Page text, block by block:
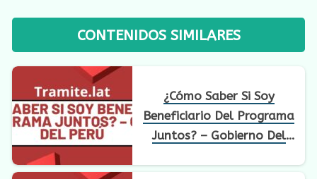
CONTENIDOS SIMILARES
¿Cómo Saber Si Soy
Beneficiario Del Programa
Juntos? – Gobierno Del